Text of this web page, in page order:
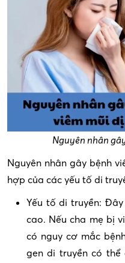
Nguyên nhân
Nguyên nhân gây bệnh
hợp của các yếu tố di
Yếu tố di truyền:
cao. Nếu cha mẹ bị
có nguy cơ mắc
gen di truyền có thể